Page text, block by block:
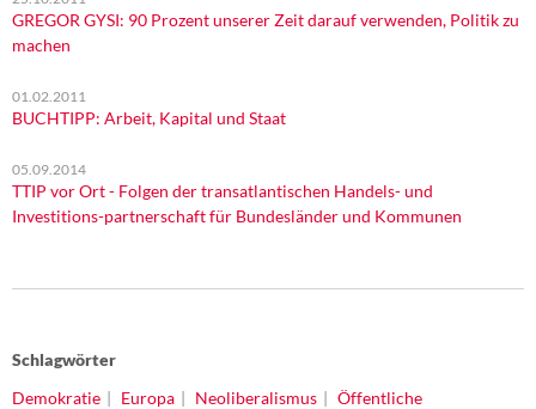
GREGOR GYSI: 90 Prozent unserer Zeit darauf verwenden, Politik zu
machen
01.02.2011
BUCHTIPP: Arbeit, Kapital und Staat
05.09.2014
TTIP vor Ort - Folgen der transatlantischen Handels- und
Investitions-partnerschaft für Bundesländer und Kommunen
Schlagwörter
Demokratie
Europa Neoliberalismus Öffentliche